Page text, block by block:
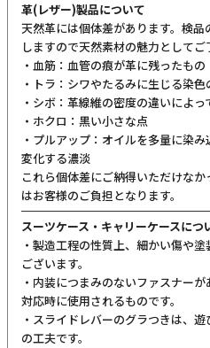
革(レザー)製品について
天然革には個体差があります。検
しますので天然素材の魅力としてご
・血筋：血管の痕が革に残ったもの
・トラ：シワやたるみに生じる染色
・シボ：革線維の密度の違いによ
・ホクロ：黒い小さな点
・プルアップ：オイルを多量に染
変化する濃淡
これら個体差にご納得いただけな
はお客様のご負担となります。
スーツケース・キャリーケースにつ
・製造工程の性質上、細かい傷や
ございます。
・内装につまみのないファスナー
対応時に使用されるものです。
・スライドレバーのグラつきは、
の工夫です。